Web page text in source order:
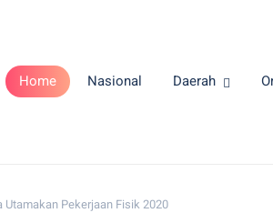
Home Nasional Daerah
Utamakan Pekerjaan Fisik 2020